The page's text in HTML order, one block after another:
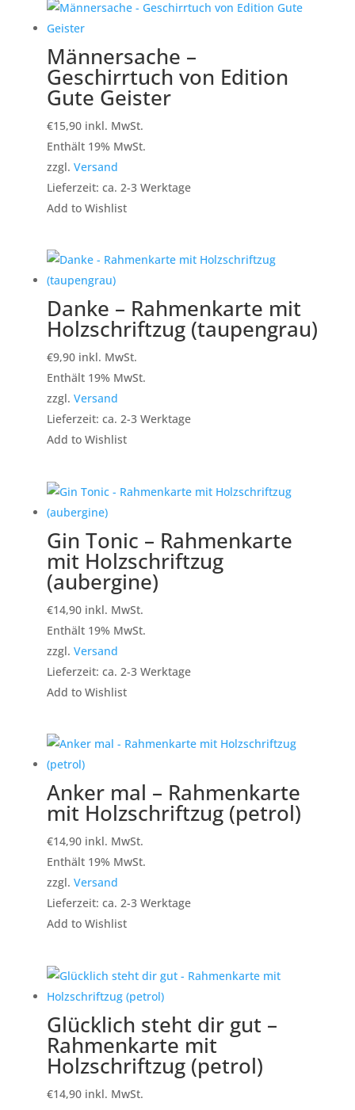
Männersache –
Geschirrtuch von Edition
Gute Geister
€15,90 inkl. MwSt.
Enthält 19% MwSt.
zzgl. Versand
Lieferzeit: ca. 2-3 Werktage
Add to Wishlist
Danke – Rahmenkarte mit
Holzschriftzug (taupengrau)
€9,90 inkl. MwSt.
Enthält 19% MwSt.
zzgl. Versand
Lieferzeit: ca. 2-3 Werktage
Add to Wishlist
Gin Tonic – Rahmenkarte
mit Holzschriftzug
(aubergine)
€14,90 inkl. MwSt.
Enthält 19% MwSt.
zzgl. Versand
Lieferzeit: ca. 2-3 Werktage
Add to Wishlist
Anker mal – Rahmenkarte
mit Holzschriftzug (petrol)
€14,90 inkl. MwSt.
Enthält 19% MwSt.
zzgl. Versand
Lieferzeit: ca. 2-3 Werktage
Add to Wishlist
Glücklich steht dir gut –
Rahmenkarte mit
Holzschriftzug (petrol)
€14,90 inkl. MwSt.